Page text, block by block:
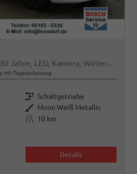
Selection 1.0 TSI 130 Jahre, LED, Kamera, Winter, Sunset, 15-Zoll
mit Tageszulassung
Getriebe Schaltgetriebe
Außenfarbe Moon Weiß Metallic
Kilometerstand
10 km
Details